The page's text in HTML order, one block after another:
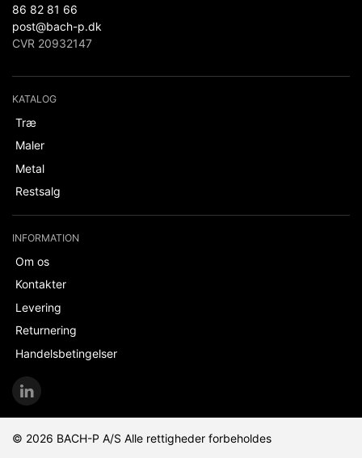
86 82 81 66
post@bach-p.dk
CVR 20932147
KATALOG
Træ
Maler
Metal
Restsalg
INFORMATION
Om os
Kontakter
Levering
Returnering
Handelsbetingelser
© 2026 BACH-P A/S Alle rettigheder forbeholdes